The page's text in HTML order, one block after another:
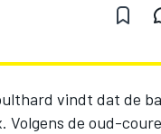
vindt dat de
Volgens de oud-